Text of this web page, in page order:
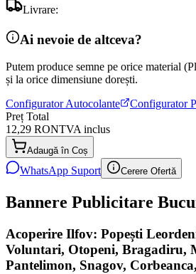
Livrare:
Ai nevoie de altceva?
Putem produce semne pe orice material
și la orice dimensiune dorești.
Configurator Autocolante
Configurator
Preț Total
12,29 RONTVA inclus
Adaugă în Coș
WhatsApp Suport Cerere Ofertă
Bannere Publicitare
Acoperire Ilfov: Popești
Voluntari, Otopeni, Bragadiru,
Pantelimon, Snagov,